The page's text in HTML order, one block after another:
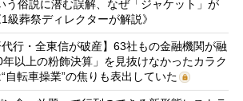
う俗説に潜む誤解、なぜ「ジャケット」が
級葬祭ディレクターが解説》
代行・全東信が破産】63社もの金融機関が融
以上の粉飾決算」を見抜けなかったカラク
転車操業”の焦りも表出していた